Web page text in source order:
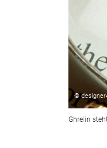
©
Ghrelin